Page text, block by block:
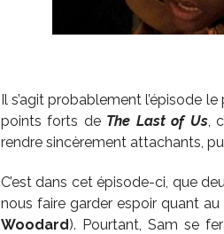
Il s’agit probablement l’épisode
points forts de The Last of Us,
rendre sincèrement attachants,
C’est dans cet épisode-ci, que
nous faire garder espoir quant au
Woodard). Pourtant, Sam se